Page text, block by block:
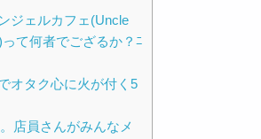
ジェルカフェ(Uncle
って何者でござるか？ﾆ
オタク心に火が付く5
店員さんがみんなメ